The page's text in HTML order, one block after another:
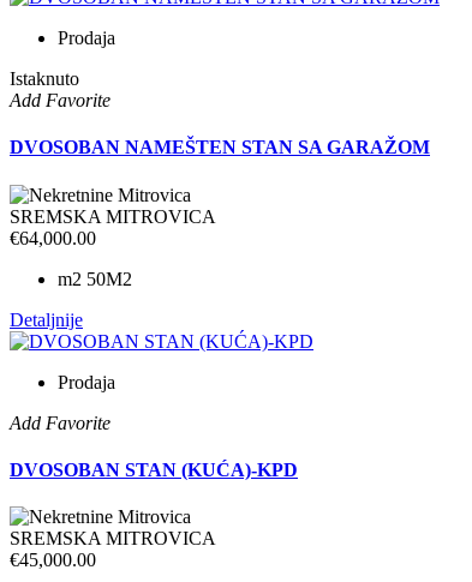
Prodaja
Istaknuto
Add Favorite
DVOSOBAN NAMEŠTEN STAN SA GARAŽOM
SREMSKA MITROVICA
€64,000.00
m2 50M2
Detaljnije
Prodaja
Add Favorite
DVOSOBAN STAN (KUĆA)-KPD
SREMSKA MITROVICA
€45,000.00